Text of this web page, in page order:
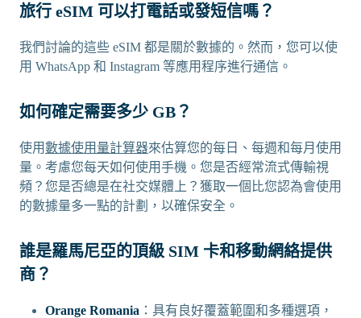
旅行 eSIM 可以打電話或發短信嗎？
我們討論的這些 eSIM 都是關於數據的。然而，您可以使
用 WhatsApp 和 Instagram 等應用程序進行通信。
如何確定需要多少 GB？
使用數據使用量計算器來估算您的每日、每週和每月使用
量。考慮您每天如何使用手機。您是否經常流式傳輸視
頻？您是否總是在社交媒體上？獲取一個比您認為會使用
的數據量多一點的計劃，以確保安全。
誰是羅馬尼亞的頂級 SIM 卡和移動網絡提供
商？
Orange Romania ：具有良好覆蓋範圍和多種選項，